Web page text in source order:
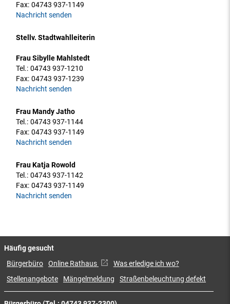
Fax: 04743 937-1149
Nachricht senden
Stellv. Stadtwahlleiterin
Frau Sibylle Mahlstedt
Tel.: 04743 937-1210
Fax: 04743 937-1239
Nachricht senden
Frau Mandy Jatho
Tel.: 04743 937-1144
Fax: 04743 937-1149
Nachricht senden
Frau Katja Rowold
Tel.: 04743 937-1142
Fax: 04743 937-1149
Nachricht senden
Häufig gesucht
Bürgerbüro Online Rathaus
Was erledige ich wo?
Stellenangebote
Mängelmeldung Straßenbeleuchtung defekt